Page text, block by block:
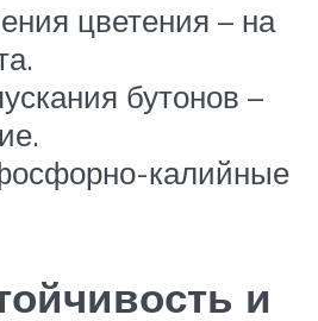
цветения – на
бутонов –
калийные
и